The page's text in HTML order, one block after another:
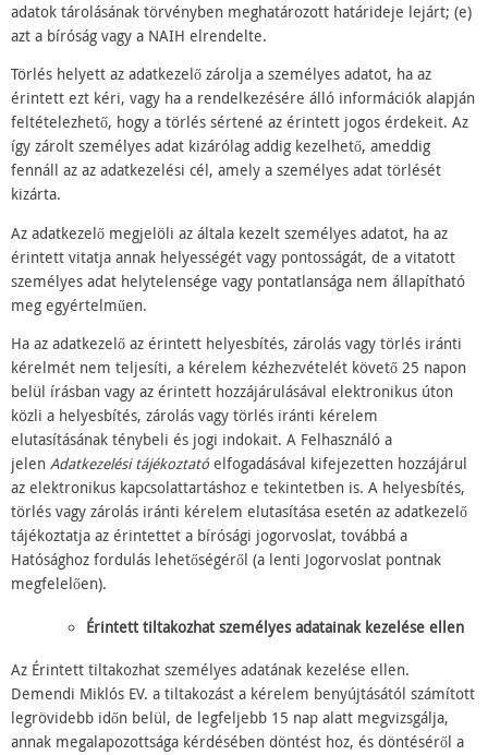
adatok tárolásának törvényben meghatározott határideje lejárt; (e)
azt a bíróság vagy a NAIH elrendelte.
Törlés helyett az adatkezelő zárolja a személyes adatot, ha az
érintett ezt kéri, vagy ha a rendelkezésére álló információk alapján
feltételezhető, hogy a törlés sértené az érintett jogos érdekeit. Az
így zárolt személyes adat kizárólag addig kezelhető, ameddig
fennáll az az adatkezelési cél, amely a személyes adat törlését
kizárta.
Az adatkezelő megjelöli az általa kezelt személyes adatot, ha az
érintett vitatja annak helyességét vagy pontosságát, de a vitatott
személyes adat helytelensége vagy pontatlansága nem állapítható
meg egyértelműen.
Ha az adatkezelő az érintett helyesbítés, zárolás vagy törlés iránti
kérelmét nem teljesíti, a kérelem kézhezvételét követő 25 napon
belül írásban vagy az érintett hozzájárulásával elektronikus úton
közli a helyesbítés, zárolás vagy törlés iránti kérelem
elutasításának ténybeli és jogi indokait. A Felhasználó a
jelen Adatkezelési tájékoztató elfogadásával kifejezetten hozzájárul
az elektronikus kapcsolattartáshoz e tekintetben is. A helyesbítés,
törlés vagy zárolás iránti kérelem elutasítása esetén az adatkezelő
tájékoztatja az érintettet a bírósági jogorvoslat, továbbá a
Hatósághoz fordulás lehetőségéről (a lenti Jogorvoslat pontnak
megfelelően).
Érintett tiltakozhat személyes adatainak kezelése ellen
Az Érintett tiltakozhat személyes adatának kezelése ellen.
Demendi Miklós EV. a tiltakozást a kérelem benyújtásától számított
legrövidebb időn belül, de legfeljebb 15 nap alatt megvizsgálja,
annak megalapozottsága kérdésében döntést hoz, és döntéséről a